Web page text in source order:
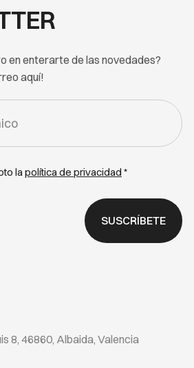
en enterarte de las novedades?
aquí!
lapolítica de privacidad *
SUSCRÍBETE
8, 46860, Albaida, Valencia